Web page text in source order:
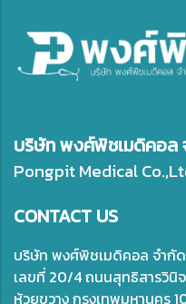
บริษัท พงศ์พิชเมดิคอล
Pongpit Medical
CONTACT US
บริษัท พงศ์พิชเมดิคอล จำกั
เลขที่ 20/4 ถนนสุทธิสารวินิ
ห้วยขวาง กรุงเทพมหานคร